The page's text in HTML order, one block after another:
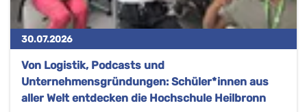
30.07.2026
Von Logistik, Podcasts und
Unternehmensgründungen: Schüler*innen aus
aller Welt entdecken die Hochschule Heilbronn